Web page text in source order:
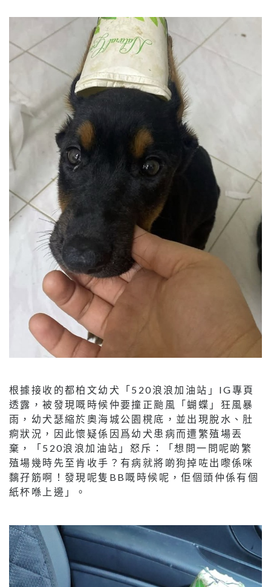
根據接收的都柏文幼犬「520浪浪加油站」IG專頁
透露，被發現嘅時候仲要撞正颱風「蝴蝶」狂風暴
雨，幼犬瑟縮於奧海城公園櫈底，並出現脫水、肚
痾狀況，因此懷疑係因爲幼犬患病而遭繁殖場丟
棄，「520浪浪加油站」怒斥：「想問一問呢啲繁
殖場幾時先至肯收手？有病就將啲狗掉咗出嚟係咪
黐孖筋啊！發現呢隻BB嘅時候呢，佢個頭仲係有個
紙杯喺上邊」。